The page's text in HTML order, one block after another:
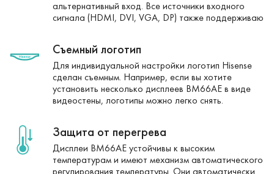
альтернативный вход. Все источники входного
сигнала (HDMI, DVI, VGA, DP) также поддерживаю
Съемный логотип
Для индивидуальной настройки логотип Hisense
сделан съемным. Например, если вы хотите
установить несколько дисплеев BM66AE в виде
видеостены, логотипы можно легко снять.
Защита от перегрева
Дисплеи BM66AE устойчивы к высоким
температурам и имеют механизм автоматического
регулирования температуры. Они автоматически